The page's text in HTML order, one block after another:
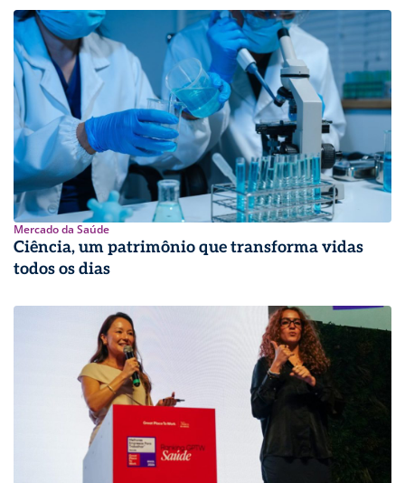
Mercado da Saúde
Ciência, um patrimônio que transforma vidas
todos os dias